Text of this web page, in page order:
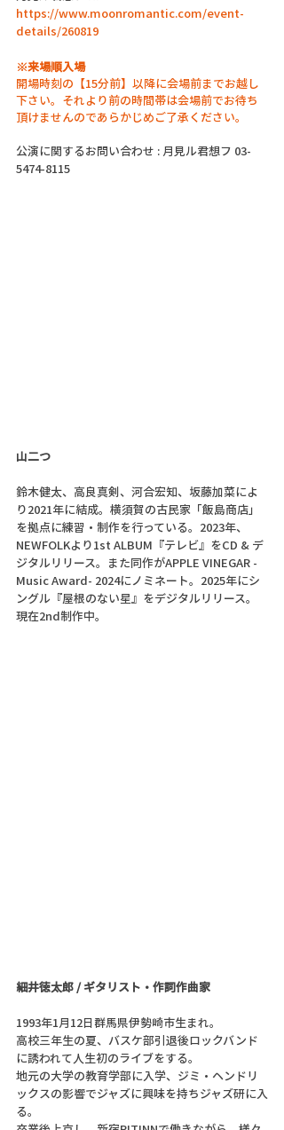
https://www.moonromantic.com/event-
details/260819
※来場順入場
開場時刻の【15分前】以降に会場前までお越し
下さい。それより前の時間帯は会場前でお待ち
頂けませんのであらかじめご了承ください。
公演に関するお問い合わせ : 月見ル君想フ 03-
5474-8115
山二つ
鈴木健太、高良真剣、河合宏知、坂藤加菜によ
り2021年に結成。横須賀の古民家「飯島商店」
を拠点に練習・制作を行っている。2023年、
NEWFOLKより1st ALBUM『テレビ』をCD & デ
ジタルリリース。また同作がAPPLE VINEGAR -
Music Award- 2024にノミネート。2025年にシ
ングル『屋根のない星』をデジタルリリース。
現在2nd制作中。
細井徳太郎 / ギタリスト・作詞作曲家
1993年1月12日群馬県伊勢崎市生まれ。
高校三年生の夏、バスケ部引退後ロックバンド
に誘われて人生初のライブをする。
地元の大学の教育学部に入学、ジミ・ヘンドリ
ックスの影響でジャズに興味を持ちジャズ研に入
る。